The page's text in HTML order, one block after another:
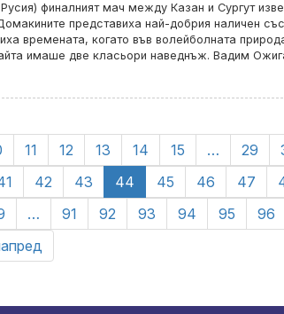
финалният мач между Казан и Сургут
представиха най-добрия наличен
времената, когато във волейболната
имаше две класьори наведнъж. Вадим
11 12 13 14 15 … 29
42 43 44 45 46 47
… 91 92 93 94 95
96